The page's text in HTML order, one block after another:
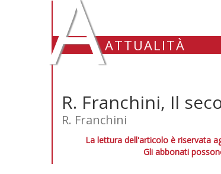
AATTUALITÀ
R. Franchini, Il
R. Franchini
La lettura dell'articolo è riservata
Gli abbonati